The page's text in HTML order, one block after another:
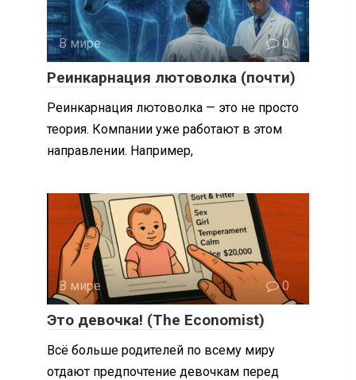
В мире 0
Реинкарнация лютоволка (почти)
Реинкарнация лютоволка — это не просто
теория. Компании уже работают в этом
направлении. Например,
В мире 0
Это девочка! (The Economist)
Всё больше родителей по всему миру
отдают предпочтение девочкам перед